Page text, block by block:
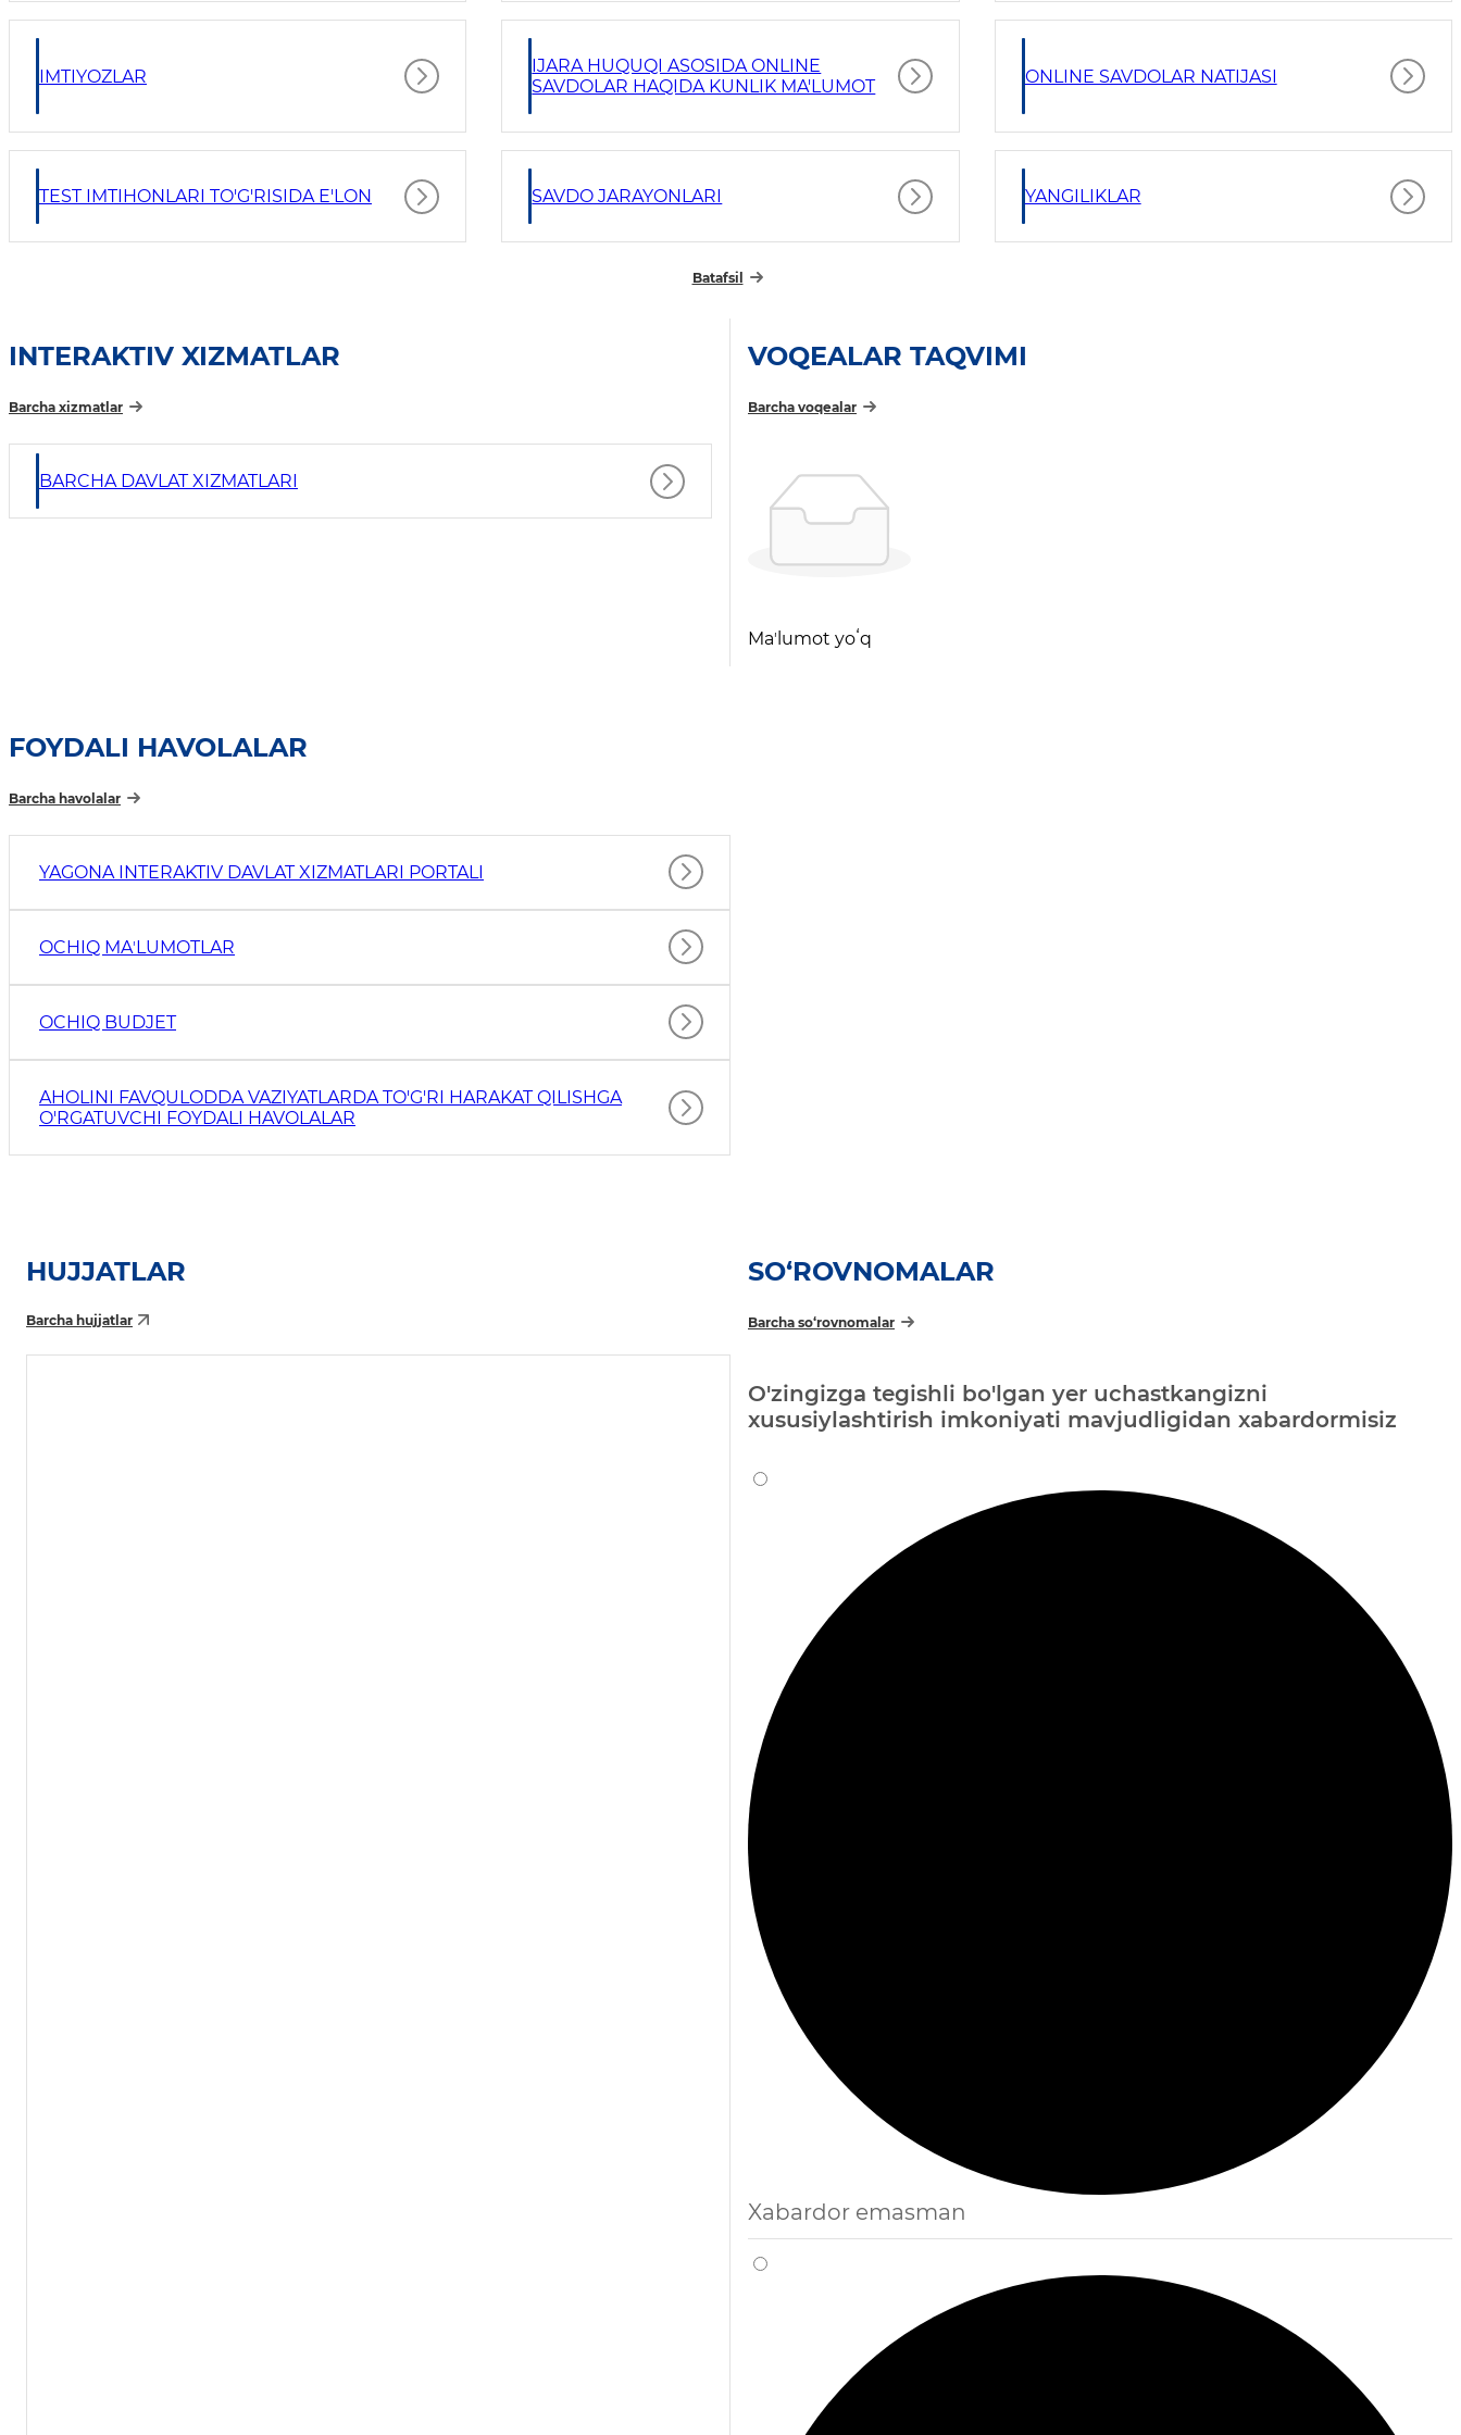
IMTIYOZLAR
IJARA HUQUQI ASOSIDA ONLINE
SAVDOLAR HAQIDA KUNLIK MA'LUMOT
ONLINE SAVDOLAR NATIJASI
TEST IMTIHONLARI TO'G'RISIDA E'LON SAVDO JARAYONLARI YANGILIKLAR
Batafsil
INTERAKTIV XIZMATLAR
Barcha xizmatlar
BARCHA DAVLAT XIZMATLARI
VOQEALAR TAQVIMI
Barcha voqealar
Maʼlumot yoʻq
FOYDALI HAVOLALAR
Barcha havolalar
YAGONA INTERAKTIV DAVLAT XIZMATLARI PORTALI
OCHIQ MAʼLUMOTLAR
OCHIQ BUDJET
AHOLINI FAVQULODDA VAZIYATLARDA TO'G'RI HARAKAT QILISHGA
O'RGATUVCHI FOYDALI HAVOLALAR
HUJJATLAR
Barcha hujjatlar
SO‘ROVNOMALAR
Barcha so‘rovnomalar
O'zingizga tegishli bo'lgan yer uchastkangizni
xususiylashtirish imkoniyati mavjudligidan xabardormisiz
Xabardor emasman